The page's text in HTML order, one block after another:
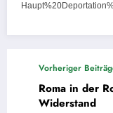
Vorheriger
Roma in der
Widerstand